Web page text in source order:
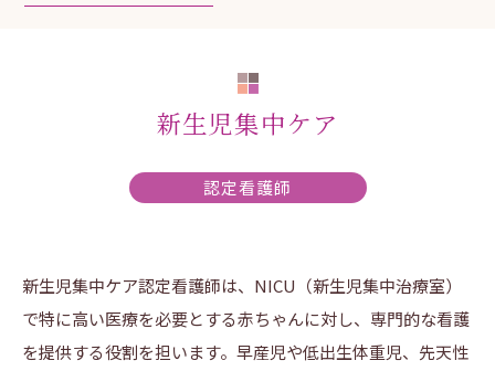
新生児集中ケア
認定看護師
新生児集中ケア認定看護師は、NICU（新生児集中治療室）
で特に高い医療を必要とする赤ちゃんに対し、専門的な看護
を提供する役割を担います。早産児や低出生体重児、先天性